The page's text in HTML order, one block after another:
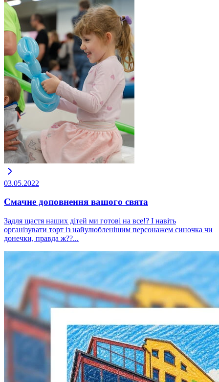
03.05.2022
Смачне доповнення вашого свята
Задля щастя наших дітей ми готові на все!? І навіть
організувати торт із найулюбленішим персонажем синочка чи
донечки, правда ж??...